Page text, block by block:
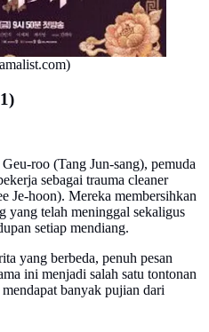
roo (Tang Jun-sang), pemuda
sebagai trauma cleaner
Je-hoon). Mereka membersihkan
yang telah meninggal sekaligus
setiap mendiang.
yang berbeda, penuh pesan
ini menjadi salah satu tontonan
banyak pujian dari